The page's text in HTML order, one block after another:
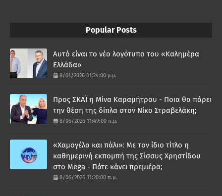
Popular Posts
Αυτό είναι το νέο λογότυπο του «Καλημέρα
Ελλάδα»
8/01/2026 01:24:00 μ.μ.
Προς ΣΚΑΪ η Μίνα Καραμήτρου - Ποια θα πάρει
την θέση της δίπλα στον Νίκο Στραβελάκη;
8/06/2026 11:49:00 π.μ.
«Χαμογέλα και πάλι»: Με τον ίδιο τίτλο η
καθημερινή εκπομπή της Σίσσυς Χρηστίδου
στο Mega - Πότε κάνει πρεμιέρα;
8/06/2026 11:20:00 π.μ.